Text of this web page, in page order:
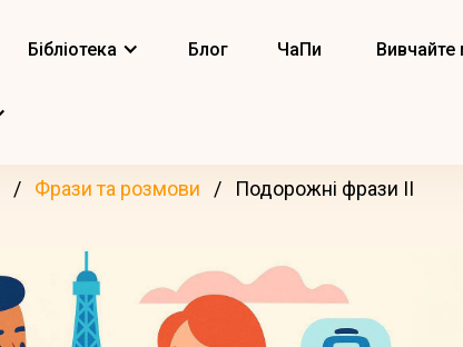
Бібліотека Блог ЧаПи Вивчайте
Фрази та розмови Подорожні фрази II